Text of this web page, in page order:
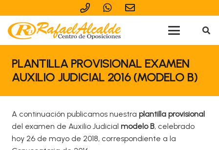
PLANTILLA PROVISIONAL EXAMEN
AUXILIO JUDICIAL 2016 (MODELO B)
A continuación publicamos nuestra plantilla provisional
del examen de Auxilio Judicial modelo B, celebrado
hoy 26 de mayo de 2018, correspondiente a la